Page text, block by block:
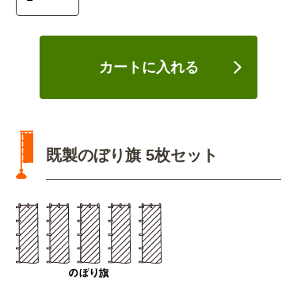
カートに入れる
既製のぼり旗 5枚セット